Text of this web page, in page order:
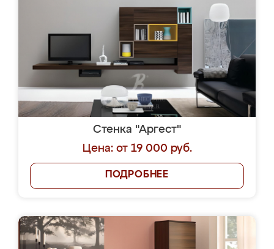
Стенка "Аргест"
Цена: от 19 000 руб.
ПОДРОБНЕЕ